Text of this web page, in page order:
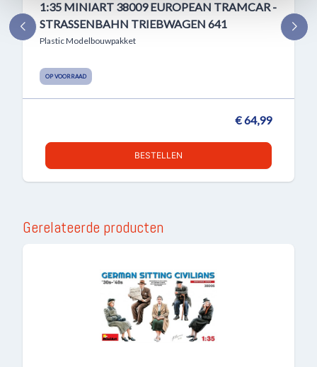
1:35 MINIART 38009 EUROPEAN TRAMCAR -
STRASSENBAHN TRIEBWAGEN 641
Plastic Modelbouwpakket
OP VOORRAAD
€ 64,99
BESTELLEN
Gerelateerde producten